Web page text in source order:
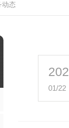
动态
01/22